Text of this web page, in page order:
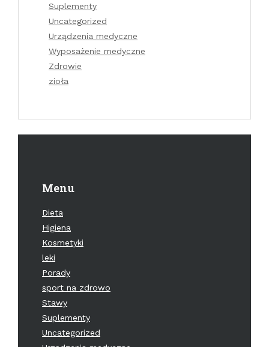
Suplementy
Uncategorized
Urządzenia medyczne
Wyposażenie medyczne
Zdrowie
zioła
Menu
Dieta
Higiena
Kosmetyki
leki
Porady
sport na zdrowo
Stawy
Suplementy
Uncategorized